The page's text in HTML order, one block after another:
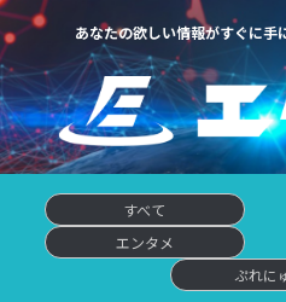
あなたの欲しい情報がすぐに手
すべて
エンタメ
ぷれに